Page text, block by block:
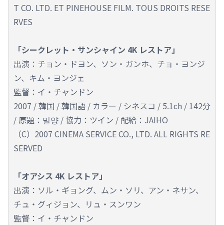
T CO. LTD. ET PINEHOUSE FILM. TOUS DROITS RESE
RVES
「シークレット・サンシャイン 4K レストア」
出演：チョン・ドヨン、ソン・ガンホ、チョ・ヨンジ
ン、キム・ヨンジェ
監督：イ・チャンドン
2007 / 韓国 / 韓国語 / カラー / シネスコ / 5.1ch / 142分
/ 原題：밀양 / 協力：ツイン / 配給：JAIHO
（C）2007 CINEMA SERVICE CO., LTD. ALL RIGHTS RE
SERVED
「オアシス 4K レストア」
出演：ソル・ギョング、ムン・ソリ、アン・ネサン、
チュ・グィジョン、リュ・スンワン
監督：イ・チャンドン